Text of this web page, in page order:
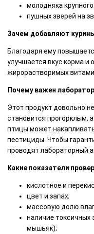
молодняка
пушных зверей на
Зачем добавляют
Благодаря ему
улучшается вкус корма и
жирорастворимых
Почему важен
Этот продукт довольно
становится прогорклым,
птицы может
пестициды. Чтобы
проводят лабораторный
Какие показатели
кислотное и
цвет и запах;
массовую долю
наличие токсичных
мышьяк);